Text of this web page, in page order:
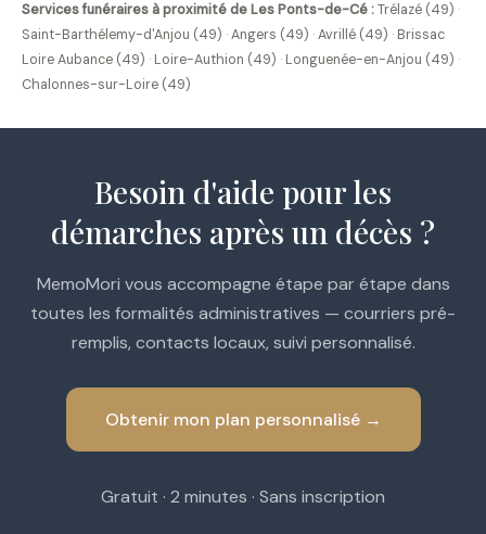
Services funéraires à proximité de Les Ponts-de-Cé :Trélazé (49) ·
Saint-Barthélemy-d'Anjou (49) ·Angers (49) ·Avrillé (49) · Brissac
Loire Aubance (49) · Loire-Authion (49) · Longuenée-en-Anjou (49) ·
Chalonnes-sur-Loire (49)
Besoin d'aide pour les
démarches après un décès ?
MemoMori vous accompagne étape par étape dans
toutes les formalités administratives — courriers pré-
remplis, contacts locaux, suivi personnalisé.
Obtenir mon plan personnalisé →
Gratuit · 2 minutes · Sans inscription